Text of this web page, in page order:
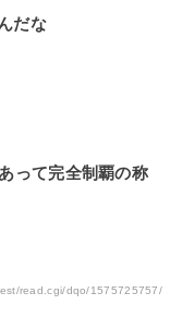
だな
って完全制覇の称
read.cgi/dqo/1575725757/